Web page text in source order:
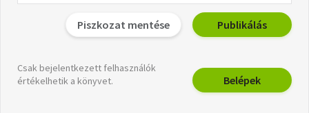
Piszkozat mentése Publikálás
Csak bejelentkezett felhasználók
értékelhetik a könyvet.
Belépek